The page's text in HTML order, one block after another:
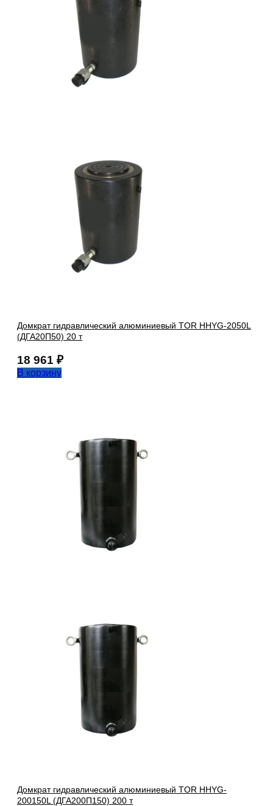
Домкрат гидравлический алюминиевый TOR HHYG-2050L
(ДГА20П50) 20 т
18 961 ₽
В корзину
Домкрат гидравлический алюминиевый TOR HHYG-
200150L (ДГА200П150) 200 т